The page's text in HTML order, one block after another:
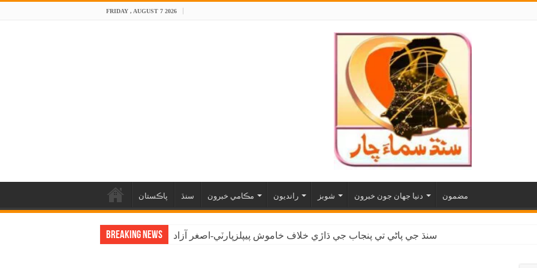
FRIDAY , AUGUST 7 2026
پاڪستان سنڌ مڪامي خبرون رانديون شوبز دنيا جهان جون خبرون مضمون
Breaking News سنڌ جي پاڻي تي پنجاب جي ڌاڙي خلاف خاموش پيپلزپارٽي-اصغر آزاد